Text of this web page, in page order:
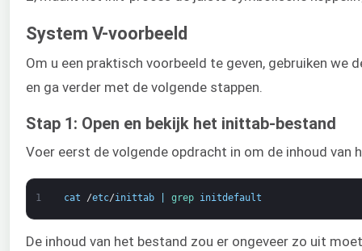
System V-voorbeeld
Om u een praktisch voorbeeld te geven, gebruiken
en ga verder met de volgende stappen.
Stap 1: Open en bekijk het inittab-bestand
Voer eerst de volgende opdracht in om de inhoud
1 cat /etc/inittab grep initdefault
De inhoud van het bestand zou er ongeveer zo uit